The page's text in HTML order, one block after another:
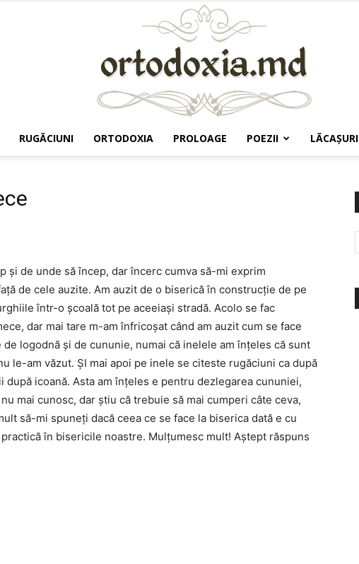
RUGĂCIUNI ORTODOXIA PROLOAGE POEZII LĂCAŞURI
şi de unde să încep, dar încerc cumva să-mi exprim
de cele auzite. Am auzit de o biserică în construcţie de pe
într-o şcoală tot pe aceeiaşi stradă. Acolo se fac
dar mai tare m-am înfricoşat când am auzit cum se face
logodnă şi de cununie, numai că inelele am înţeles că sunt
le-am văzut. ŞI mai apoi pe inele se citeste rugăciuni ca după
după icoană. Asta am înţeles e pentru dezlegarea cununiei,
mai cunosc, dar ştiu că trebuie să mai cumperi câte ceva,
să-mi spuneţi dacă ceea ce se face la biserica dată e cu
în bisericile noastre. Mulţumesc mult! Aştept răspuns